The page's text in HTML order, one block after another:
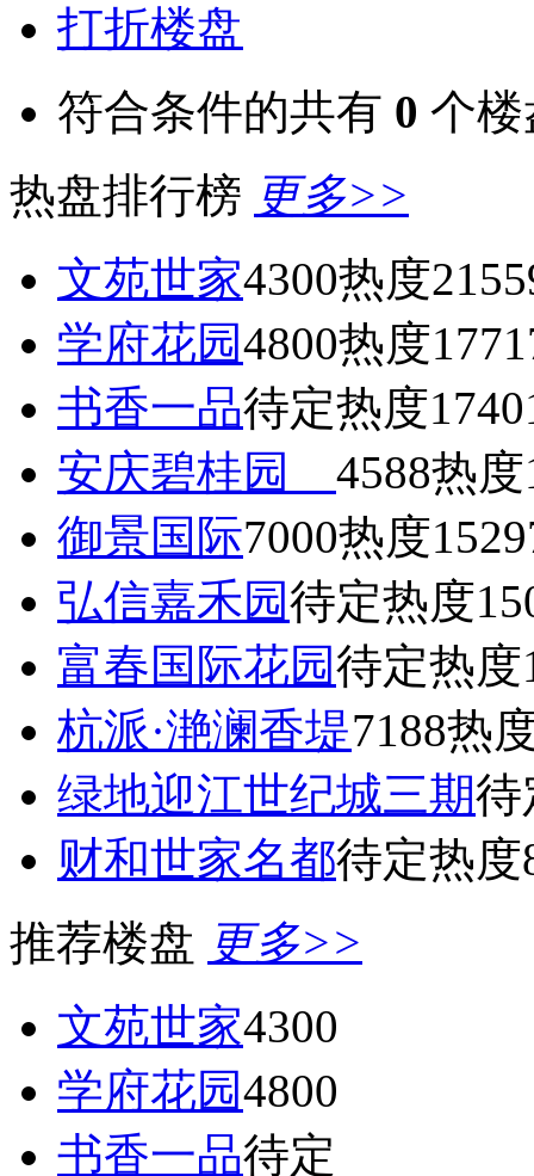
打折楼盘
符合条件的共有 0 个楼
热盘排行榜 更多>>
文苑世家4300热度
学府花园4800热度
书香一品待定热度
安庆碧桂园 4588热度
御景国际7000热度
弘信嘉禾园待定热度
富春国际花园待定热度
杭派·滟澜香堤7188热
绿地迎江世纪城三期待
财和世家名都待定热度
推荐楼盘 更多>>
文苑世家4300
学府花园4800
书香一品待定